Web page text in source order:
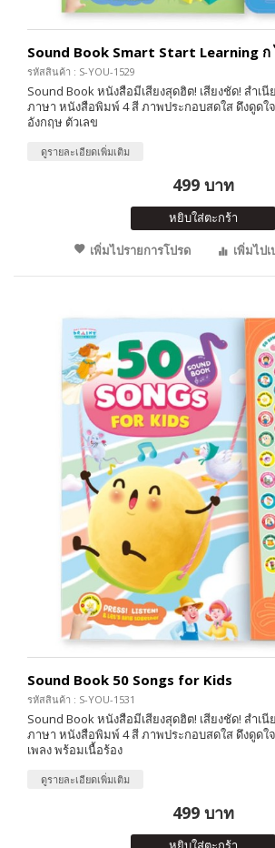
Sound Book Smart Start Learning ก
รหัสสินค้า : S-YOU-1529
Sound Book หนังสือมีเสียงสุดฮิต! เสียงชัด! สำเนี
ภาษา หนังสือพิมพ์ 4 สี ภาพประกอบสดใส ดึงดูดใ
อังกฤษ ตัวเลข
ดูรายละเอียดเพิ่มเติม
499 บาท
หยิบใส่ตะกร้า
เพิ่มไปรายการโปรด
เพิ่มไป
Sound Book 50 Songs for Kids
รหัสสินค้า : S-YOU-1531
Sound Book หนังสือมีเสียงสุดฮิต! เสียงชัด! สำเนี
ภาษา หนังสือพิมพ์ 4 สี ภาพประกอบสดใส ดึงดูดใจ
เพลง พร้อมเนื้อร้อง
ดูรายละเอียดเพิ่มเติม
499 บาท